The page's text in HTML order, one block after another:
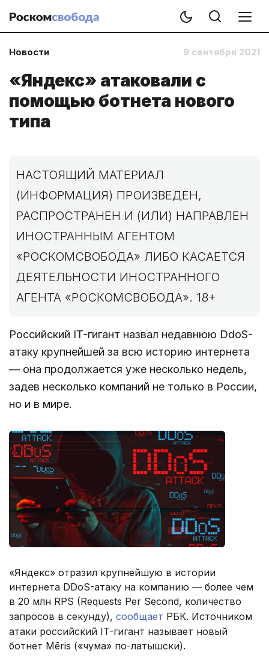
Новости 9 сентября 2021
«Яндекс» атаковали с
помощью ботнета нового
типа
НАСТОЯЩИЙ МАТЕРИАЛ
(ИНФОРМАЦИЯ) ПРОИЗВЕДЕН,
РАСПРОСТРАНЕН И (ИЛИ) НАПРАВЛЕН
ИНОСТРАННЫМ АГЕНТОМ
«РОСКОМСВОБОДА» ЛИБО КАСАЕТСЯ
ДЕЯТЕЛЬНОСТИ ИНОСТРАННОГО
АГЕНТА «РОСКОМСВОБОДА». 18+
Российский IT-гигант назвал недавнюю DdoS-
атаку крупнейшей за всю историю интернета
— она продолжается уже несколько недель,
задев несколько компаний не только в России,
но и в мире.
«Яндекс» отразил крупнейшую в истории
интернета DDoS-атаку на компанию — более чем
в 20 млн RPS (Requests Per Second, количество
запросов в секунду), сообщает РБК. Источником
атаки российский IT-гигант называет новый
ботнет Mēris («чума» по-латышски).